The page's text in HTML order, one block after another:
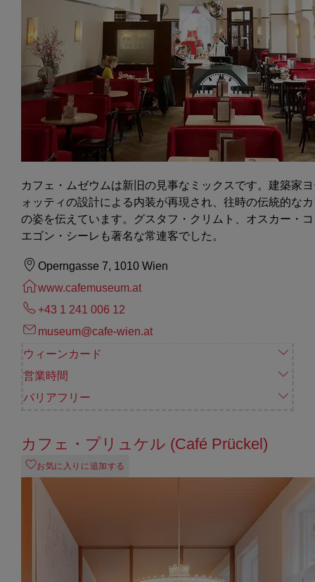
カフェ・ムゼウムは新旧の見事なミックスです。建築家
ォッティの設計による内装が再現され、往時の伝統的な
の姿を伝えています。グスタフ・クリムト、オスカー・
エゴン・シーレも著名な常連客でした。
Operngasse 7, 1010 Wien
www.cafemuseum.at
+43 1 241 006 12
museum@cafe-wien.at
ウィーンカード
営業時間
バリアフリー
カフェ・プリュケル (Café Prückel)
お気に入りに追加する